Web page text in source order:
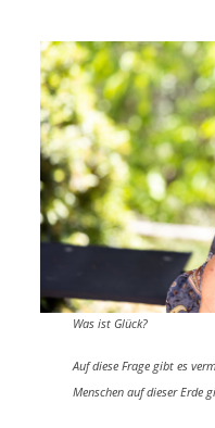
Was ist Glück?
Auf diese Frage gibt es
Menschen auf dieser Erde